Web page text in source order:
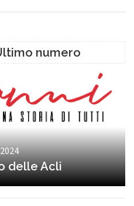
numero
delle Acli